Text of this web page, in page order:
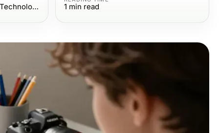
Computers Electronics and Technology 1 min read